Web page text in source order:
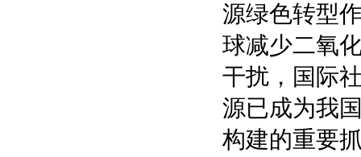
源绿色转型
球减少二氧
干扰，国际
源已成为我
构建的重要